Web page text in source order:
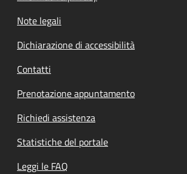
Note legali
Dichiarazione di accessibilità
Contatti
Prenotazione appuntamento
Richiedi assistenza
Statistiche del portale
Leggi le FAQ